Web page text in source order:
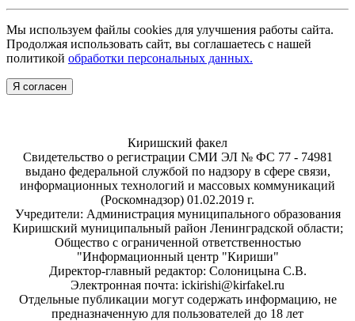
Мы используем файлы cookies для улучшения работы сайта.
Продолжая использовать сайт, вы соглашаетесь с нашей
политикой обработки персональных данных.
Я согласен
Киришский факел
Свидетельство о регистрации СМИ ЭЛ № ФС 77 - 74981
выдано федеральной службой по надзору в сфере связи,
информационных технологий и массовых коммуникаций
(Роскомнадзор) 01.02.2019 г.
Учредители: Администрация муниципального образования
Киришский муниципальный район Ленинградской области;
Общество с ограниченной ответственностью
"Информационный центр "Кириши"
Директор-главный редактор: Солоницына С.В.
Электронная почта: ickirishi@kirfakel.ru
Отдельные публикации могут содержать информацию, не
предназначенную для пользователей до 18 лет